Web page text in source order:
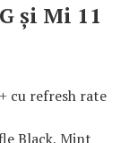
și Mi 11
cu refresh rate
Black, Mint